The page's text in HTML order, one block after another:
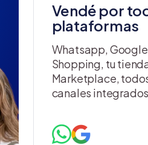
Vendé por
plataformas
Whatsapp, Google
Shopping, tu
Marketplace,
canales integrados